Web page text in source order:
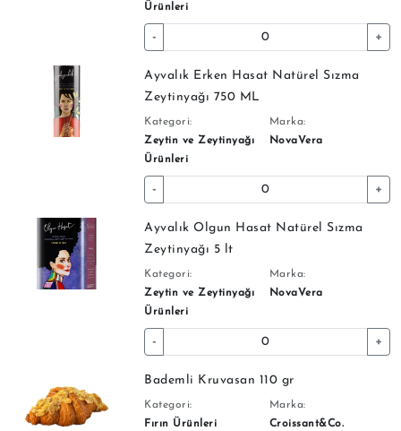
Ürünleri
- +
Ayvalık Erken Hasat Natürel Sızma
Zeytinyağı 750 ML
Kategori:
Zeytin ve Zeytinyağı
Ürünleri
Marka:
NovaVera
- +
Ayvalık Olgun Hasat Natürel Sızma
Zeytinyağı 5 lt
Kategori:
Zeytin ve Zeytinyağı
Ürünleri
Marka:
NovaVera
- +
Bademli Kruvasan 110 gr
Kategori:
Fırın Ürünleri
Marka:
Croissant&Co.